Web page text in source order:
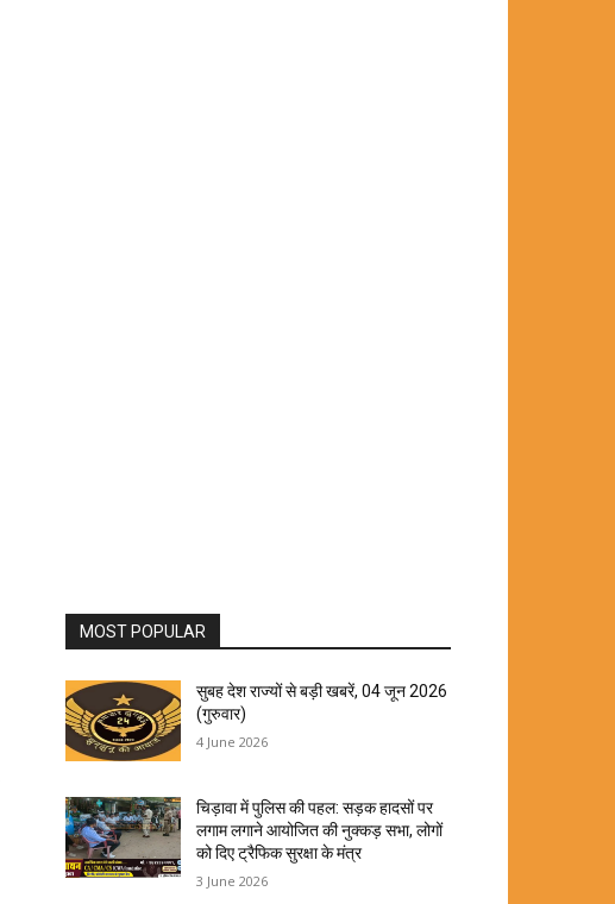
MOST POPULAR
सुबह देश राज्यों से बड़ी खबरें, 04 जून 2026
(गुरुवार)
4 June 2026
चिड़ावा में पुलिस की पहल: सड़क हादसों पर
लगाम लगाने आयोजित की नुक्कड़ सभा, लोगों
को दिए ट्रैफिक सुरक्षा के मंत्र
3 June 2026